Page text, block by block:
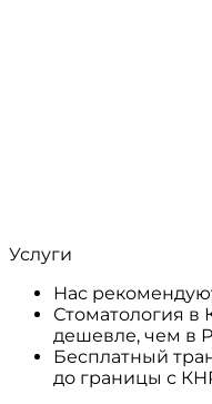
Услуги
Нас
Стоматология в
дешевле, чем в
Бесплатный
до границы с